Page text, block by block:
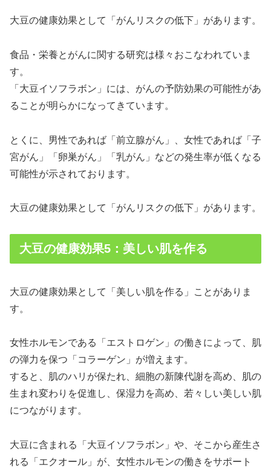
大豆の健康効果として「がんリスクの低下」があります。
食品・栄養とがんに関する研究は様々おこなわれていま
す。
「大豆イソフラボン」には、がんの予防効果の可能性があ
ることが明らかになってきています。
とくに、男性であれば「前立腺がん」、女性であれば「子
宮がん」「卵巣がん」「乳がん」などの発生率が低くなる
可能性が示されております。
大豆の健康効果として「がんリスクの低下」があります。
大豆の健康効果5：美しい肌を作る
大豆の健康効果として「美しい肌を作る」ことがありま
す。
女性ホルモンである「エストロゲン」の働きによって、肌
の弾力を保つ「コラーゲン」が増えます。
すると、肌のハリが保たれ、細胞の新陳代謝を高め、肌の
生まれ変わりを促進し、保湿力を高め、若々しい美しい肌
につながります。
大豆に含まれる「大豆イソフラボン」や、そこから産生さ
れる「エクオール」が、女性ホルモンの働きをサポート